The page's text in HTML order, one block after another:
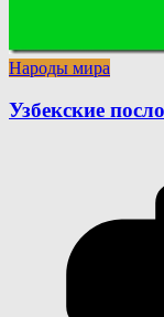
Народы мира
Узбекские